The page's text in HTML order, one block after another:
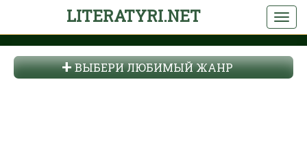
LITERATYRI.NET
ВЫБЕРИ ЛЮБИМЫЙ ЖАНР